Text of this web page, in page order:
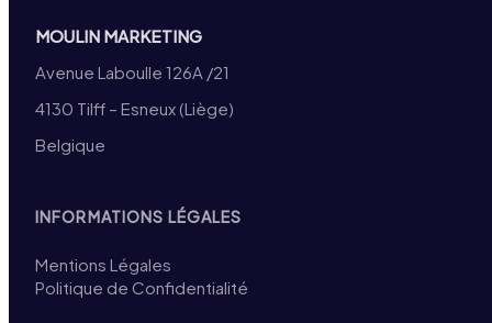
MOULIN MARKETING
Avenue Laboulle 126A /21
4130 Tilff – Esneux (Liège)
Belgique
INFORMATIONS LÉGALES
Mentions Légales
Politique de Confidentialité